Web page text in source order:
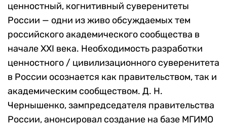
ценностный, когнитивный суверенитеты
России — одни из живо обсуждаемых тем
российского академического сообщества в
начале XXI века. Необходимость разработки
ценностного / цивилизационного суверенитета
в России осознается как правительством, так и
академическим сообществом. Д. Н.
Чернышенко, зампредседателя правительства
России, анонсировал создание на базе МГИМО